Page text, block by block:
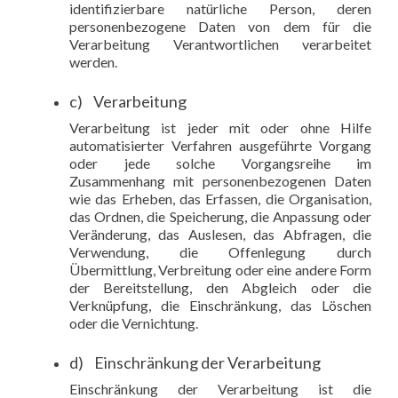
identifizierbare natürliche Person, deren
personenbezogene Daten von dem für die
Verarbeitung Verantwortlichen verarbeitet
werden.
c) Verarbeitung
Verarbeitung ist jeder mit oder ohne Hilfe
automatisierter Verfahren ausgeführte Vorgang
oder jede solche Vorgangsreihe im
Zusammenhang mit personenbezogenen Daten
wie das Erheben, das Erfassen, die Organisation,
das Ordnen, die Speicherung, die Anpassung oder
Veränderung, das Auslesen, das Abfragen, die
Verwendung, die Offenlegung durch
Übermittlung, Verbreitung oder eine andere Form
der Bereitstellung, den Abgleich oder die
Verknüpfung, die Einschränkung, das Löschen
oder die Vernichtung.
d) Einschränkung der Verarbeitung
Einschränkung der Verarbeitung ist die